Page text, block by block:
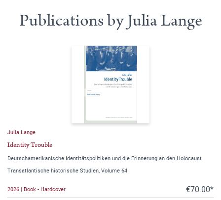
Publications by Julia Lange
Julia Lange
Identity Trouble
Deutschamerikanische Identitätspolitiken und die Erinnerung an den Holocaust
Transatlantische historische Studien, Volume 64
2026 | Book - Hardcover €70.00*